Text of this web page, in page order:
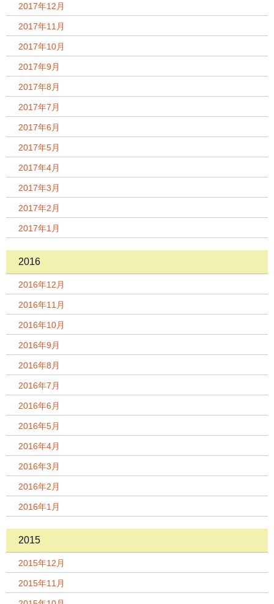
2017年12月
2017年11月
2017年10月
2017年9月
2017年8月
2017年7月
2017年6月
2017年5月
2017年4月
2017年3月
2017年2月
2017年1月
2016
2016年12月
2016年11月
2016年10月
2016年9月
2016年8月
2016年7月
2016年6月
2016年5月
2016年4月
2016年3月
2016年2月
2016年1月
2015
2015年12月
2015年11月